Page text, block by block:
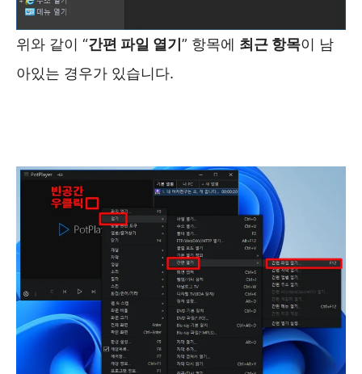
위와 같이 “간편 파일 열기” 항목에 최근 항목이 남
아있는 경우가 있습니다.